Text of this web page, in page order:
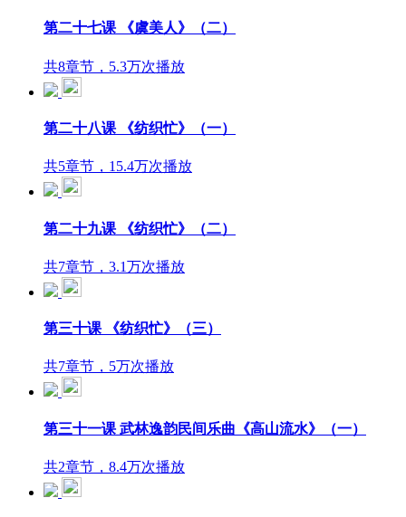
第二十七课 《虞美人》（二）
共8章节，5.3万次播放
第二十八课 《纺织忙》（一）
共5章节，15.4万次播放
第二十九课 《纺织忙》（二）
共7章节，3.1万次播放
第三十课 《纺织忙》（三）
共7章节，5万次播放
第三十一课 武林逸韵民间乐曲《高山流水》（一）
共2章节，8.4万次播放